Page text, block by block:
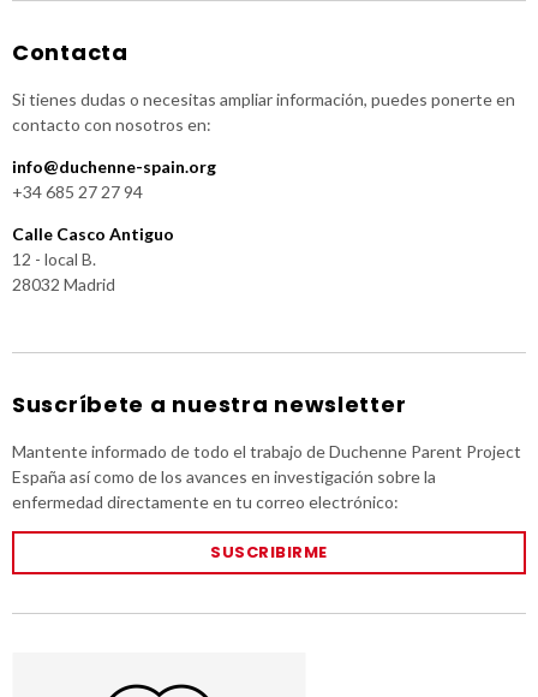
Contacta
Si tienes dudas o necesitas ampliar información, puedes ponerte en
contacto con nosotros en:
info@duchenne-spain.org
+34 685 27 27 94
Calle Casco Antiguo
12 - local B.
28032 Madrid
Suscríbete a nuestra newsletter
Mantente informado de todo el trabajo de Duchenne Parent Project
España así como de los avances en investigación sobre la
enfermedad directamente en tu correo electrónico:
SUSCRIBIRME